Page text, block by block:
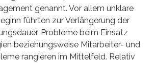
genannt. Vor allem unklare
führten zur Verlängerung der
Probleme beim Einsatz
beziehungsweise Mitarbeiter- und
rangieren im Mittelfeld. Relativ